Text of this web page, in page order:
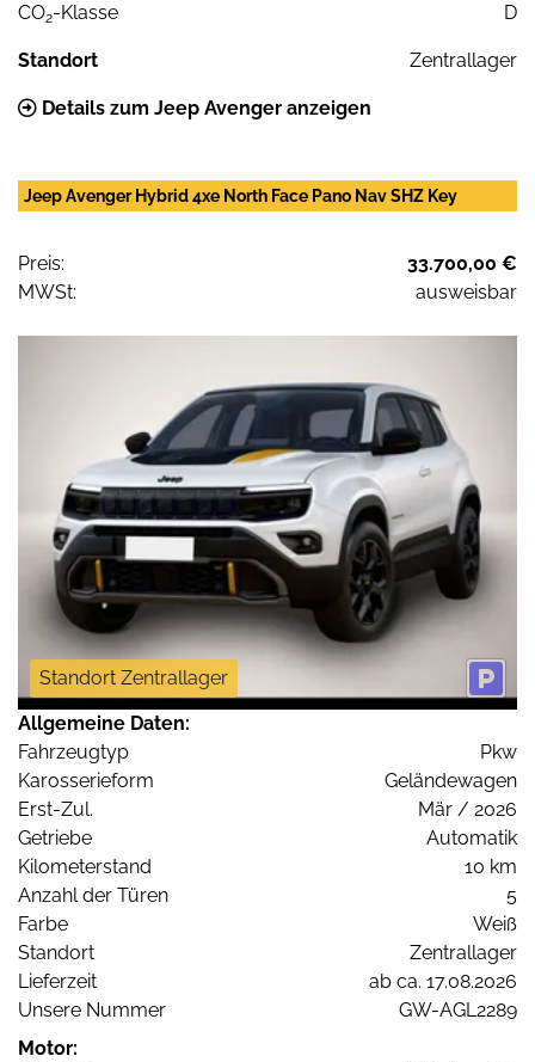
CO2-Klasse D
Standort Zentrallager
Details zum Jeep Avenger anzeigen
Jeep Avenger Hybrid 4xe North Face Pano Nav SHZ Key
Preis:
33.700,00 €
MWSt:
ausweisbar
Standort Zentrallager
Allgemeine Daten:
Fahrzeugtyp
Pkw
Karosserieform
Geländewagen
Erst-Zul.
Mär / 2026
Getriebe
Automatik
Kilometerstand
10 km
Anzahl der Türen
5
Farbe
Weiß
Standort
Zentrallager
Lieferzeit
ab ca. 17.08.2026
Unsere Nummer
GW-AGL2289
Motor: